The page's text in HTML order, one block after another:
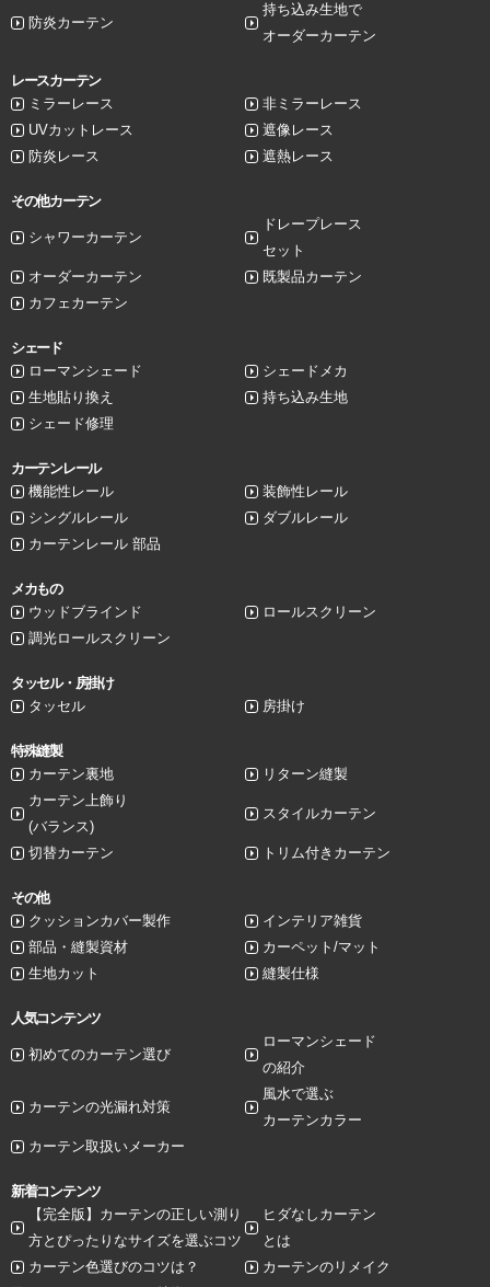
防炎カーテン
持ち込み生地で
オーダーカーテン
レースカーテン
ミラーレース
非ミラーレース
UVカットレース
遮像レース
防炎レース
遮熱レース
その他カーテン
シャワーカーテン
ドレープレース
セット
オーダーカーテン
既製品カーテン
カフェカーテン
シェード
ローマンシェード
シェードメカ
生地貼り換え
持ち込み生地
シェード修理
カーテンレール
機能性レール
装飾性レール
シングルレール
ダブルレール
カーテンレール 部品
メカもの
ウッドブラインド
ロールスクリーン
調光ロールスクリーン
タッセル・房掛け
タッセル
房掛け
特殊縫製
カーテン裏地
リターン縫製
カーテン上飾り
(バランス)
スタイルカーテン
切替カーテン トリム付きカーテン
その他
クッションカバー製作
インテリア雑貨
部品・縫製資材
カーペット/マット
生地カット
縫製仕様
人気コンテンツ
初めてのカーテン選び
ローマンシェード
の紹介
カーテンの光漏れ対策
風水で選ぶ
カーテンカラー
カーテン取扱いメーカー
新着コンテンツ
【完全版】カーテンの正しい測り
方とぴったりなサイズを選ぶコツ
ヒダなしカーテン
とは
カーテン色選びのコツは？
カーテンのリメイク